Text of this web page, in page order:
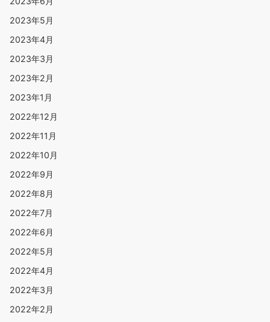
2023年5月
2023年4月
2023年3月
2023年2月
2023年1月
2022年12月
2022年11月
2022年10月
2022年9月
2022年8月
2022年7月
2022年6月
2022年5月
2022年4月
2022年3月
2022年2月